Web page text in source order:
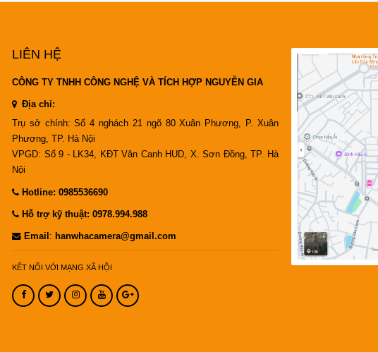
LIÊN HỆ
CÔNG TY TNHH CÔNG NGHỆ VÀ TÍCH HỢP NGUYỄN GIA
Địa chỉ:
Trụ sở chính: Số 4 nghách 21 ngõ 80 Xuân Phương, P. Xuân
Phương, TP. Hà Nội
VPGD: Số 9 - LK34, KĐT Vân Canh HUD, X. Sơn Đồng, TP. Hà
Nội
Hotline: 0985536690
Hỗ trợ kỹ thuật: 0978.994.988
Email : hanwhacamera@gmail.com
KẾT NỐI VỚI MẠNG XÃ HỘI